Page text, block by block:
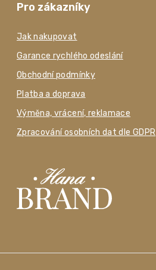
Pro zákazníky
Jak nakupovat
Garance rychlého odeslání
Obchodní podmínky
Platba a doprava
Výměna, vrácení, reklamace
Zpracování osobních dat dle GDPR